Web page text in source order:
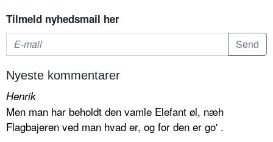
Tilmeld nyhedsmail her
Nyeste kommentarer
Henrik
Men man har beholdt den vamle Elefant øl, næh
Flagbajeren ved man hvad er, og for den er go' .